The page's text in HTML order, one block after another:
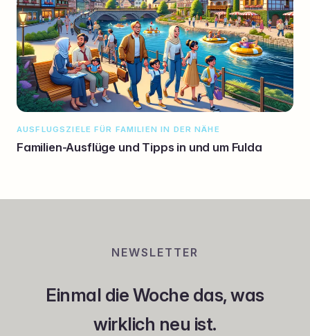
AUSFLUGSZIELE FÜR FAMILIEN IN DER NÄHE
Familien-Ausflüge und Tipps in und um Fulda
NEWSLETTER
Einmal die Woche das, was
wirklich neu ist.